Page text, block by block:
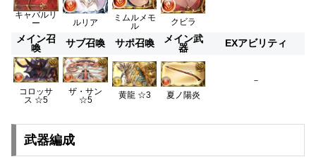
キャバルリ
ー
ルリア
ミムルメモ
ル
クビラ
メイン召
喚
サブ召喚 サポ召喚
メイン武
器
EXアビリティ
コロッサ
ス ☆5
ザ・サン
☆5
黄龍 ☆3 夏ノ陽炎
－
武器編成